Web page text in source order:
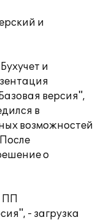
и
и
версия",
в
возможностей
о
ПП
- загрузка